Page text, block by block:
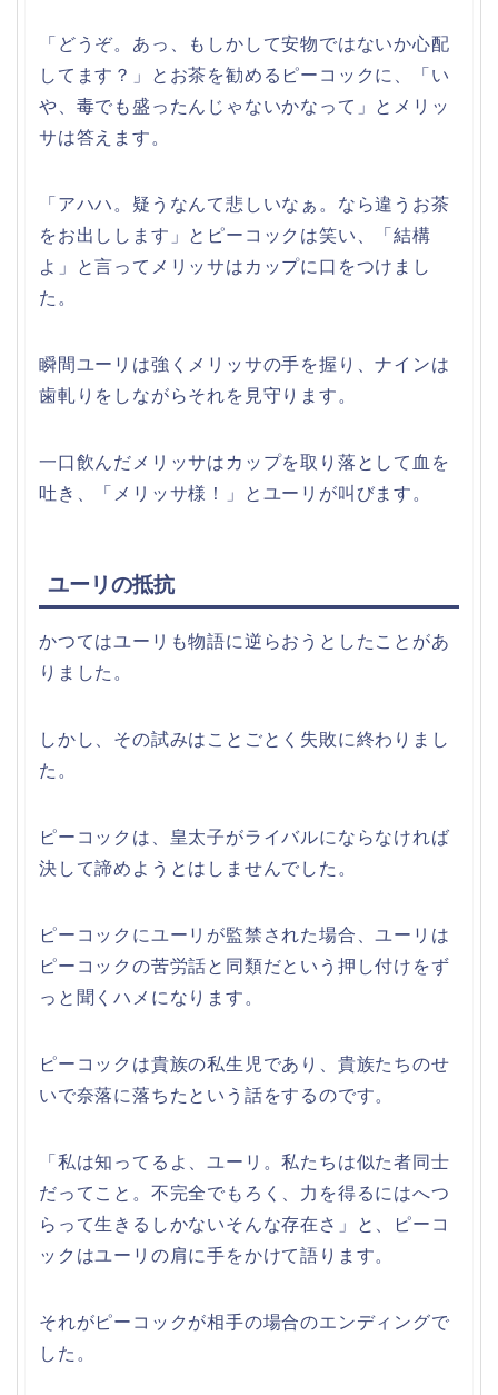
「どうぞ。あっ、もしかして安物ではないか心配
してます？」とお茶を勧めるピーコックに、「い
や、毒でも盛ったんじゃないかなって」とメリッ
サは答えます。
「アハハ。疑うなんて悲しいなぁ。なら違うお茶
をお出しします」とピーコックは笑い、「結構
よ」と言ってメリッサはカップに口をつけまし
た。
瞬間ユーリは強くメリッサの手を握り、ナインは
歯軋りをしながらそれを見守ります。
一口飲んだメリッサはカップを取り落として血を
吐き、「メリッサ様！」とユーリが叫びます。
ユーリの抵抗
かつてはユーリも物語に逆らおうとしたことがあ
りました。
しかし、その試みはことごとく失敗に終わりまし
た。
ピーコックは、皇太子がライバルにならなければ
決して諦めようとはしませんでした。
ピーコックにユーリが監禁された場合、ユーリは
ピーコックの苦労話と同類だという押し付けをず
っと聞くハメになります。
ピーコックは貴族の私生児であり、貴族たちのせ
いで奈落に落ちたという話をするのです。
「私は知ってるよ、ユーリ。私たちは似た者同士
だってこと。不完全でもろく、力を得るにはへつ
らって生きるしかないそんな存在さ」と、ピーコ
ックはユーリの肩に手をかけて語ります。
それがピーコックが相手の場合のエンディングで
した。